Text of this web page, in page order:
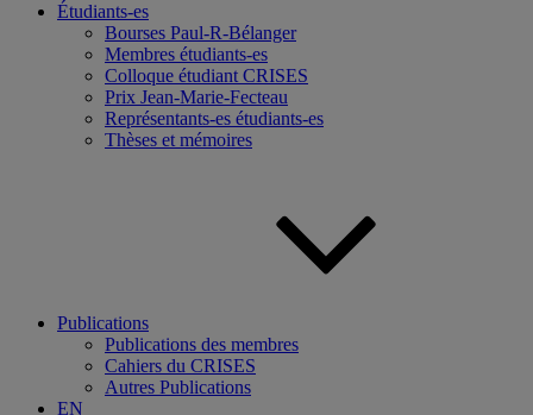
Étudiants-es
Bourses Paul-R-Bélanger
Membres étudiants-es
Colloque étudiant CRISES
Prix Jean-Marie-Fecteau
Représentants-es étudiants-es
Thèses et mémoires
Publications
Publications des membres
Cahiers du CRISES
Autres Publications
EN